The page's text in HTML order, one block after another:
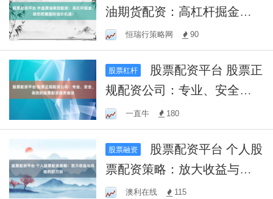
油期货配资：高杠杆掘金，
助您把握国际油价机遇！
恒瑞行策略网 90
股票杠杆
规配资公司：专业、安全、
高效的股票配资服务首选
一直牛 180
股票融资
票配资策略：放大收益与风
险的双刃剑
澳利在线 115